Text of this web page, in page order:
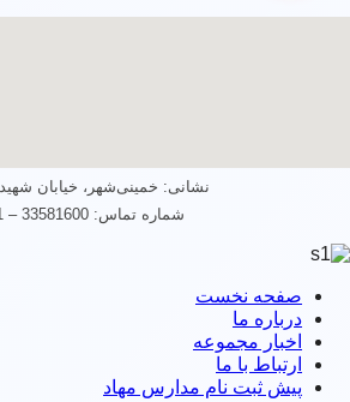
نشانی: خمینی‌شهر، خیابان
شماره تماس: 33581600 – 031
صفحه نخست
درباره ما
اخبار مجموعه
ارتباط با ما
پیش ثبت نام مدارس مهاد